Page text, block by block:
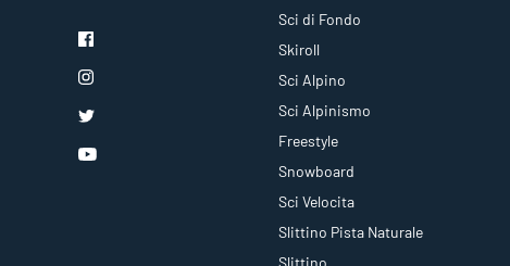
Sci di Fondo
Skiroll
Sci Alpino
Sci Alpinismo
Freestyle
Snowboard
Sci Velocita
Slittino Pista Naturale